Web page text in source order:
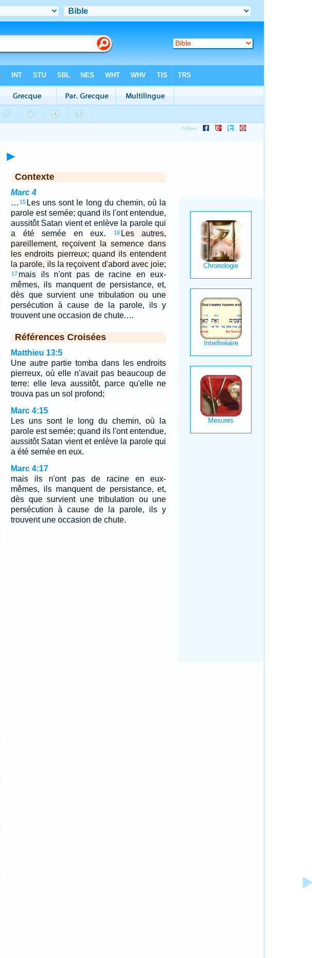
►
Contexte
Marc 4
… 15 Les uns sont le long du chemin, où la
parole est semée; quand ils l'ont entendue,
aussitôt Satan vient et enlève la parole qui
a été semée en eux.
16 Les autres,
pareillement, reçoivent la semence dans
les endroits pierreux; quand ils entendent
la parole, ils la reçoivent d'abord avec joie;
17 mais ils n'ont pas de racine en eux-
mêmes, ils manquent de persistance, et,
dès que survient une tribulation ou une
persécution à cause de la parole, ils y
trouvent une occasion de chute.…
Références Croisées
Matthieu 13:5
Une autre partie tomba dans les endroits
pierreux, où elle n'avait pas beaucoup de
terre: elle leva aussitôt, parce qu'elle ne
trouva pas un sol profond;
Marc 4:15
Les uns sont le long du chemin, où la
parole est semée; quand ils l'ont entendue,
aussitôt Satan vient et enlève la parole qui
a été semée en eux.
Marc 4:17
mais ils n'ont pas de racine en eux-
mêmes, ils manquent de persistance, et,
dès que survient une tribulation ou une
persécution à cause de la parole, ils y
trouvent une occasion de chute.